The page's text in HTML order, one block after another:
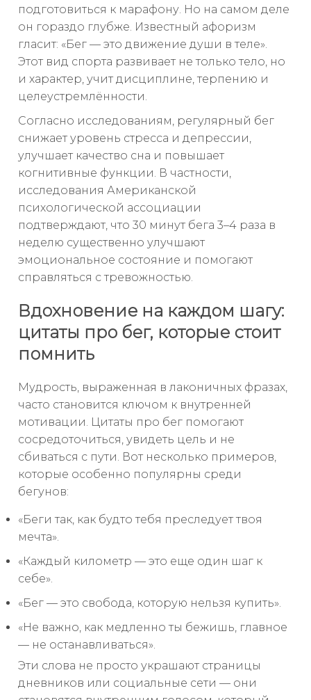
подготовиться к марафону. Но на самом деле
он гораздо глубже. Известный афоризм
гласит: «Бег — это движение души в теле».
Этот вид спорта развивает не только тело, но
и характер, учит дисциплине, терпению и
целеустремлённости.
Согласно исследованиям, регулярный бег
снижает уровень стресса и депрессии,
улучшает качество сна и повышает
когнитивные функции. В частности,
исследования Американской
психологической ассоциации
подтверждают, что 30 минут бега 3–4 раза в
неделю существенно улучшают
эмоциональное состояние и помогают
справляться с тревожностью.
Вдохновение на каждом шагу:
цитаты про бег, которые стоит
помнить
Мудрость, выраженная в лаконичных фразах,
часто становится ключом к внутренней
мотивации. Цитаты про бег помогают
сосредоточиться, увидеть цель и не
сбиваться с пути. Вот несколько примеров,
которые особенно популярны среди
бегунов:
«Беги так, как будто тебя преследует твоя
мечта».
«Каждый километр — это еще один шаг к
себе».
«Бег — это свобода, которую нельзя купить».
«Не важно, как медленно ты бежишь, главное
— не останавливаться».
Эти слова не просто украшают страницы
дневников или социальные сети — они